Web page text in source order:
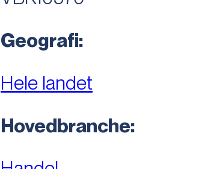
Geografi:
Hele landet
Hovedbranche: